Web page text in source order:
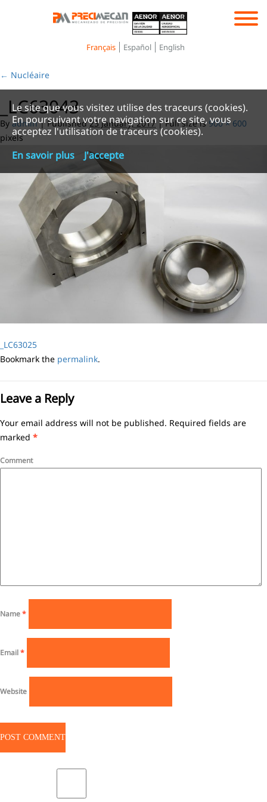
Français Español English
← Nucléaire
_LC63043
By admin | Published 23 January, 2017 |Full size is 900 × 600
pixels
_LC63025
Bookmark the permalink.
Leave a Reply
Your email address will not be published. Required fields are
marked *
Comment
Name*
Email*
Website
Le site que vous visitez utilise des traceurs (cookies).
En poursuivant votre navigation sur ce site, vous
acceptez l'utilisation de traceurs (cookies).
En savoir plus
J'accepte